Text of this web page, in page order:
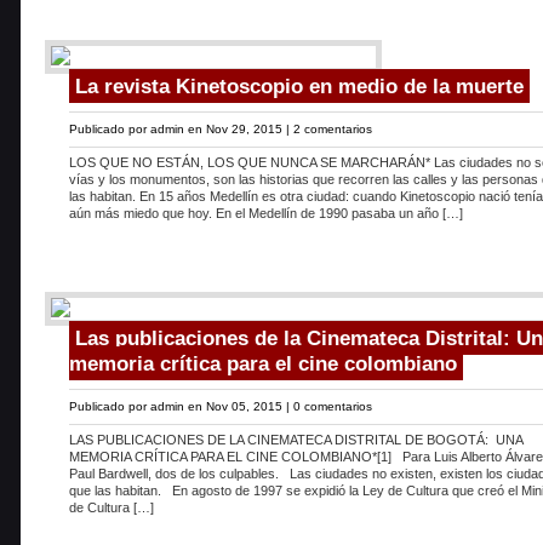
La revista Kinetoscopio en medio de la muerte
Publicado poradmin en Nov 29, 2015 | 2 comentarios
LOS QUE NO ESTÁN, LOS QUE NUNCA SE MARCHARÁN* Las ciudades no
vías y los monumentos, son las historias que recorren las calles y las personas
las habitan. En 15 años Medellín es otra ciudad: cuando Kinetoscopio nació
aún más miedo que hoy. En el Medellín de 1990 pasaba un año […]
Las publicaciones de la Cinemateca Distrital:
memoria crítica para el cine colombiano
Publicado poradmin en Nov 05, 2015 | 0 comentarios
LAS PUBLICACIONES DE LA CINEMATECA DISTRITAL DE BOGOTÁ: UNA
MEMORIA CRÍTICA PARA EL CINE COLOMBIANO*[1] Para Luis Alberto
Paul Bardwell, dos de los culpables. Las ciudades no existen, existen los
que las habitan. En agosto de 1997 se expidió la Ley de Cultura que creó el
de Cultura […]